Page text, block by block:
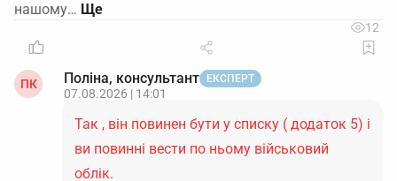
нашому…
12
ПК Поліна, консультант ЕКСПЕРТ
07.08.2026 | 14:01
Так , він повинен бути у списку ( додаток 5) і
ви повинні вести по ньому військовий
облік.